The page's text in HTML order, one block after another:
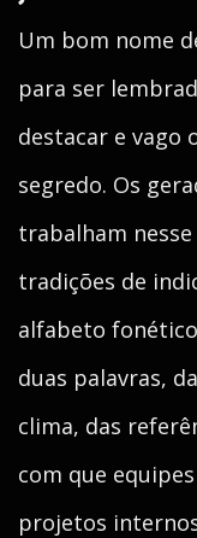
Um bom nome
para ser
destacar e vago
segredo. Os
trabalham
tradições de
alfabeto
duas palavras,
clima, das
com que
projetos